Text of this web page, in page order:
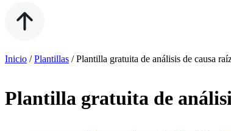
Inicio /Plantillas /Plantilla gratuita de análisis de causa
Plantilla gratuita de